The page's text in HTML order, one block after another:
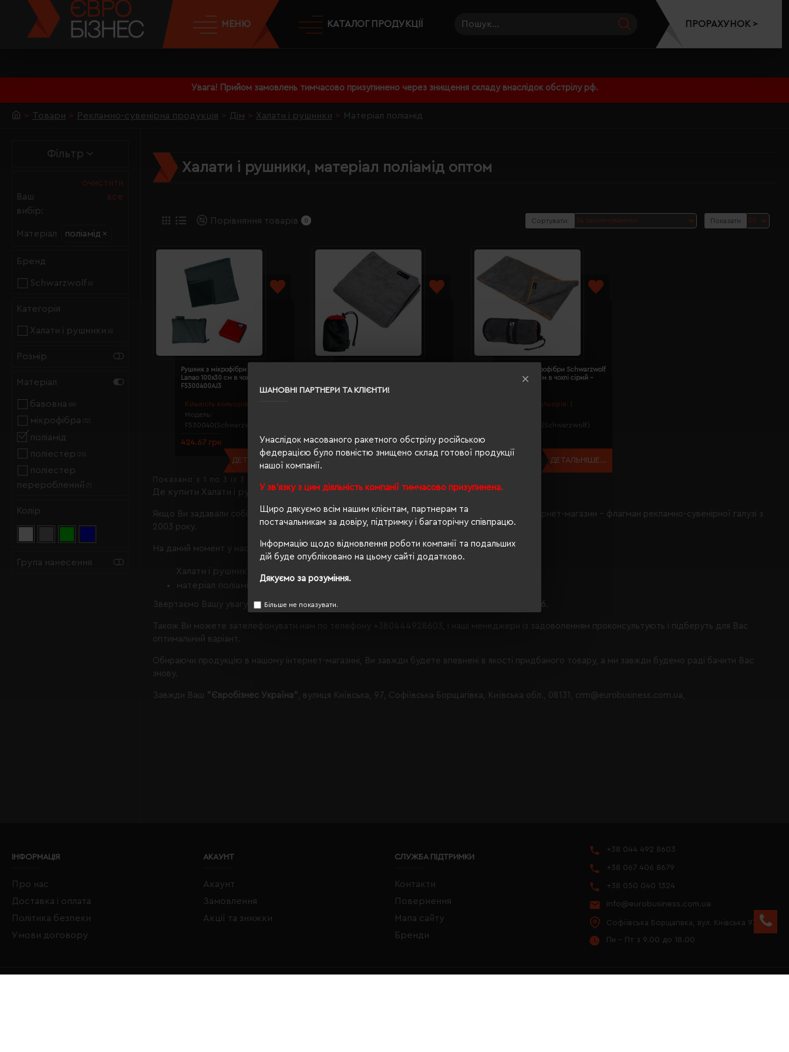
ШАНОВНІ ПАРТНЕРИ ТА КЛІЄНТИ!
Унаслідок масованого ракетного обстрілу російською
федерацією було повністю знищено склад готової продукції
нашої компанії.
У зв'язку з цим діяльність компанії тимчасово призупинена.
Щиро дякуємо всім нашим клієнтам, партнерам та
постачальникам за довіру, підтримку і багаторічну співпрацю.
Інформацію щодо відновлення роботи компанії та подальших
дій буде опубліковано на цьому сайті додатково.
Дякуємо за розуміння.
Більше не показувати.
Увага! Прийом замовлень тимчасово призупинено через знищення складу внаслідок обстрілу рф.
МЕНЮ КАТАЛОГ ПРОДУКЦІЇ ПРОРАХУНОК >
Товари Рекламно-сувенірна продукція Дім Халати і рушники Матеріал поліамід
Фільтр
Ваш
вибір:
очистити
все
Матеріал поліамід ×
Бренд
Schwarzwolf (6)
Категорія
Халати і рушники (6)
Розмір
Матеріал
бавовна (66)
мікрофібра (12)
поліамід
поліестер
поліестер
перероблений
Колір
Група нанесення
Халати і рушники, матеріал поліамід оптом
Де купити Халати і рушники матеріал поліамід; оптом?
Якщо Ви задавали собі таке питання, то Ви правильно вибралиЄвробізнес Україна
- наш інтернет-магазин - флагман рекламно-сувенірної галузі з
2003 року.
На даний момент у нас є, що Вам запропонувати в категорії Халати і рушники.
Халати і рушники
матеріал поліамід;
Звертаємо Вашу увагу, що з таким набором параметрів, кількість даного товару залишилося 6
Також Ви можете зателефонувати нам по телефону
, і наші менеджери із задоволенням проконсультують і підберуть для Вас
оптимальний варіант.
Обираючи продукцію в нашому інтернет-магазині, Ви завжди будете впевнені в якості придбаного товару, а ми завжди будемо раді бачити Вас
знову.
Завжди Ваш "Євробізнес Україна" , вулиця Київська, 97, Софіївська Борщагівка, Київська обл., 08131, crm@eurobusiness.com.ua,
Порівняння товарів 0 Сортувати: Показати
Кількість кольорів:
Модель:
F530040(Schwarzwolf)
Рушник з мікрофібри Schwarzwolf
Lanao 100х30 см в чохлі сірий -
F5300400AJ3
424.67 грн
ДЕТАЛЬНІШЕ...
F5300200AJ3
396.94 грн
Кількість кольорів: 1
F5300200S(Schwarzwolf)
Рушник з мікрофібри Schwarzwolf
Citas 120х60 см в чохлі сірий -
ДЕТАЛЬНІШЕ...
Показано з 1 по 3 із 3 (1 сторінок)
ІНФОРМАЦІЯ
Про нас
Доставка і оплата
Політика безпеки
Умови договору
АКАУНТ
Акаунт
Замовлення
Акції та знижки
СЛУЖБА ПІДТРИМКИ
Контакти
Повернення
Мапа сайту
Бренди
+38 044 492 8603
+38 067 406 8679
+38 050 040 1324
info@eurobusiness.com.ua
Софіївська Борщагівка, вул. Київська 97
Пн - Пт з 9.00 до 18.00